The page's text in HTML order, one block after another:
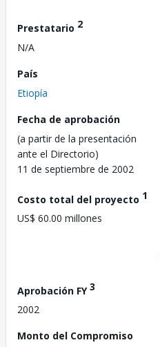
Prestatario 2
N/A
País
Etiopía
Fecha de aprobación
(a partir de la presentación
ante el Directorio)
11 de septiembre de 2002
Costo total del proyecto 1
US$ 60.00 millones
Aprobación FY3
2002
Monto del Compromiso